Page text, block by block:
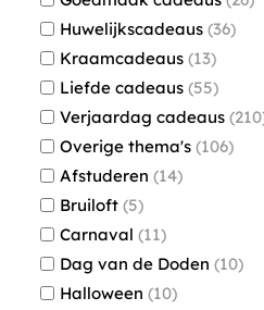
Huwelijkscadeaus 36
Kraamcadeaus 13
Liefde cadeaus 55
Verjaardag cadeaus 210
Overige thema's 106
Afstuderen 14
Bruiloft 5
Carnaval 11
Dag van de Doden 10
Halloween 10